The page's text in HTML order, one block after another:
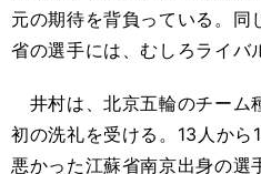
元の期待を背負っている。同
省の選手には、むしろライバ
井村は、北京五輪のチーム
初の洗礼を受ける。13人か
悪かった江蘇省南京出身の選